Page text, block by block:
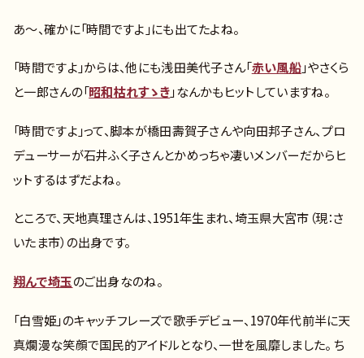
あ～、確かに「時間ですよ」にも出てたよね。
「時間ですよ」からは、他にも浅田美代子さん「赤い風船」やさくら
と一郎さんの「昭和枯れすゝき」なんかもヒットしていますね。
「時間ですよ」って、脚本が橋田壽賀子さんや向田邦子さん、プロ
デューサーが石井ふく子さんとかめっちゃ凄いメンバーだからヒ
ットするはずだよね。
ところで、天地真理さんは、1951年生まれ、埼玉県大宮市（現：さ
いたま市）の出身です。
翔んで埼玉のご出身なのね。
「白雪姫」のキャッチフレーズで歌手デビュー、1970年代前半に天
真爛漫な笑顔で国民的アイドルとなり、一世を風靡しました。 ち